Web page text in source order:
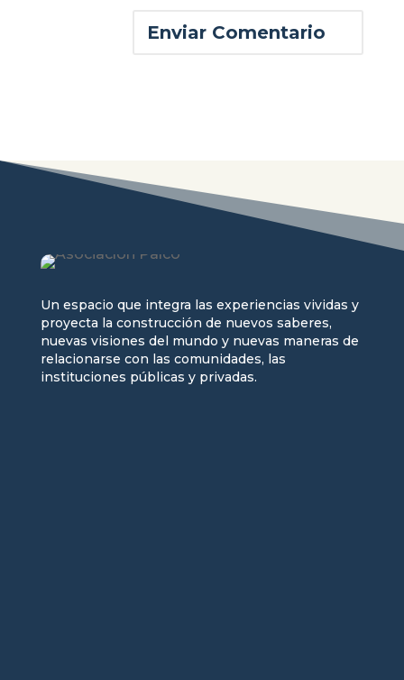
Un espacio que integra las experiencias vividas y
proyecta la construcción de nuevos saberes,
nuevas visiones del mundo y nuevas maneras de
relacionarse con las comunidades, las
instituciones públicas y privadas.